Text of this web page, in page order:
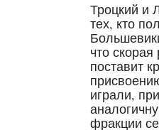
Троцкий и
тех, кто
что
поставит
играли,
фракции